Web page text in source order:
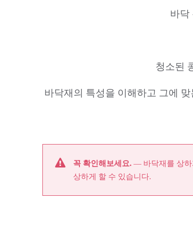
바닥
청소된
바닥재의 특성을 이해하고 그에
꼭 확인해보세요.— 바닥재를 상하
상하게 할 수 있습니다.